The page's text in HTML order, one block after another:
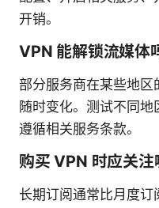
开销。
VPN 能解锁流媒体
部分服务商在某些地
随时变化。测试不同
遵循相关服务条款。
购买 VPN 时应关注
长期订阅通常比月度